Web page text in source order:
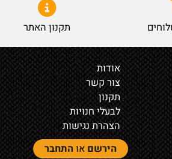
תקנון האתר
אודות
צור קשר
תקנון
לבעלי חנויות